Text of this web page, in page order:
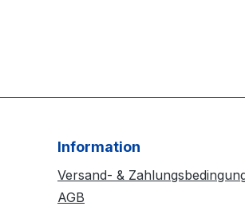
Information
Versand- &
AGB